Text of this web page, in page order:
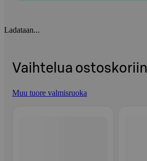
Ladataan...
Vaihtelua ostoskoriin
Muu tuore valmisruoka